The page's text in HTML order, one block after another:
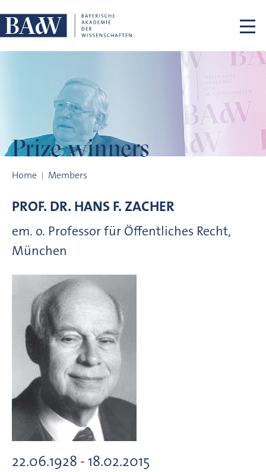
Prize winners
Home Members
PROF. DR. HANS F. ZACHER
em. o. Professor für Öffentliches Recht,
München
22.06.1928 - 18.02.2015